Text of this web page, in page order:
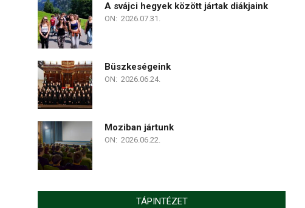
A svájci hegyek között jártak diákjaink
ON: 2026.07.31.
Büszkeségeink
ON: 2026.06.24.
Moziban jártunk
ON: 2026.06.22.
TÁPINTÉZET